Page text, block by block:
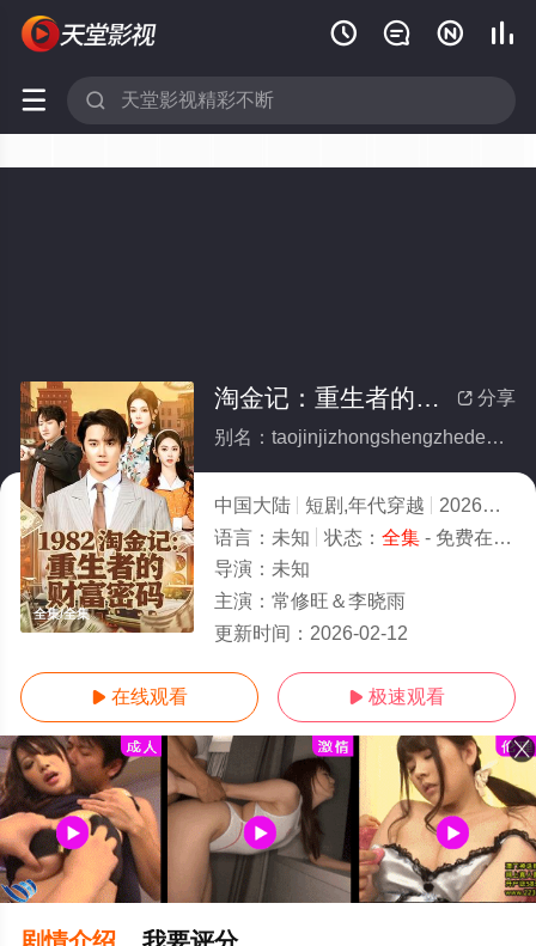
   
 
全集/全集
 分享
淘金记：重生者的财富密码(全集)
别名：taojinjizhongshengzhedecaifumima
中国大陆 短剧,年代穿越 2026
6.0
语言： 未知 状态： 全集- 免费在线观看
导演： 未知
主演： 常修旺＆李晓雨
更新时间： 2026-02-12
 在线观看  极速观看